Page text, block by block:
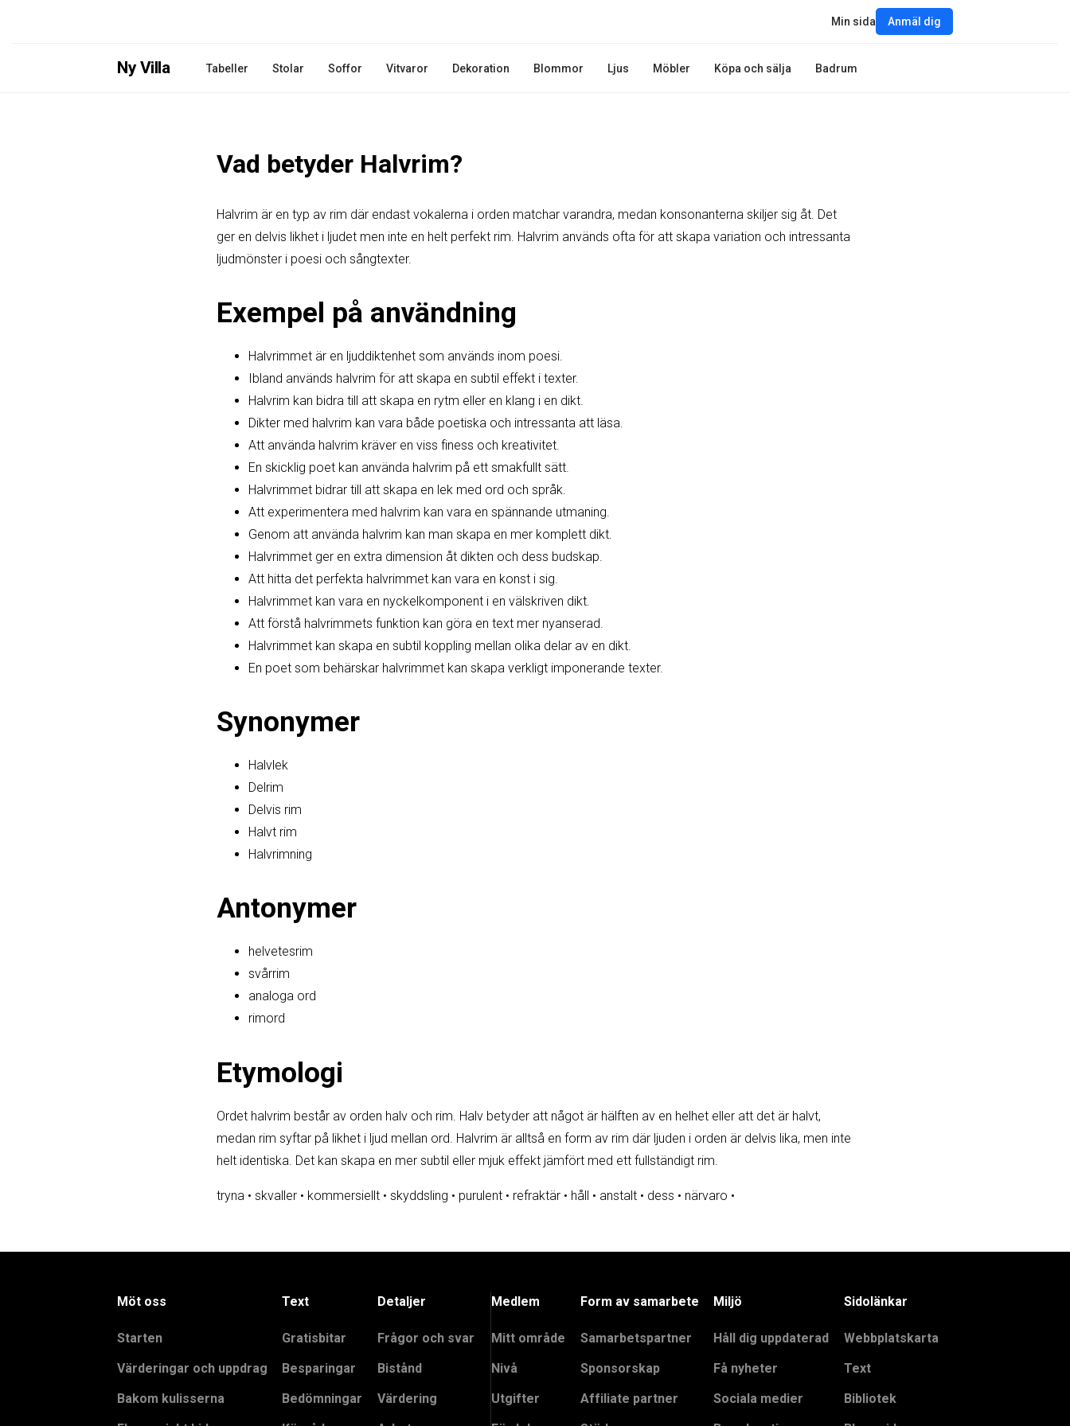
Ny Villa Tabeller Stolar Soffor Vitvaror Dekoration Blommor Ljus Möbler Köpa och sälja Badrum
Min sida Anmäl dig
Vad betyder Halvrim?
Halvrim är en typ av rim där endast vokalerna i orden matchar varandra, medan konsonanterna skiljer sig åt. Det
ger en delvis likhet i ljudet men inte en helt perfekt rim. Halvrim används ofta för att skapa variation och intressanta
ljudmönster i poesi och sångtexter.
Exempel på användning
Halvrimmet är en ljuddiktenhet som används inom poesi.
Ibland används halvrim för att skapa en subtil effekt i texter.
Halvrim kan bidra till att skapa en rytm eller en klang i en dikt.
Dikter med halvrim kan vara både poetiska och intressanta att läsa.
Att använda halvrim kräver en viss finess och kreativitet.
En skicklig poet kan använda halvrim på ett smakfullt sätt.
Halvrimmet bidrar till att skapa en lek med ord och språk.
Att experimentera med halvrim kan vara en spännande utmaning.
Genom att använda halvrim kan man skapa en mer komplett dikt.
Halvrimmet ger en extra dimension åt dikten och dess budskap.
Att hitta det perfekta halvrimmet kan vara en konst i sig.
Halvrimmet kan vara en nyckelkomponent i en välskriven dikt.
Att förstå halvrimmets funktion kan göra en text mer nyanserad.
Halvrimmet kan skapa en subtil koppling mellan olika delar av en dikt.
En poet som behärskar halvrimmet kan skapa verkligt imponerande texter.
Synonymer
Halvlek
Delrim
Delvis rim
Halvt rim
Halvrimning
Antonymer
helvetesrim
svårrim
analoga ord
rimord
Etymologi
Ordet halvrim består av orden halv och rim. Halv betyder att något är hälften av en helhet eller att det är halvt,
medan rim syftar på likhet i ljud mellan ord. Halvrim är alltså en form av rim där ljuden i orden är delvis lika, men inte
helt identiska. Det kan skapa en mer subtil eller mjuk effekt jämfört med ett fullständigt rim.
tryna • skvaller • kommersiellt • skyddsling • purulent • refraktär • håll • anstalt • dess • närvaro •
Möt oss
Starten
Värderingar och uppdrag
Bakom kulisserna
Text
Gratisbitar
Besparingar
Bedömningar
Detaljer
Frågor och svar
Bistånd
Värdering
Medlem
Mitt område
Nivå
Utgifter
Form av samarbete
Samarbetspartner
Sponsorskap
Affiliate partner
Miljö
Håll dig uppdaterad
Få nyheter
Sociala medier
Sidolänkar
Webbplatskarta
Text
Bibliotek